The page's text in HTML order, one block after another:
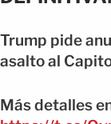
Trump pide
asalto al
Más detalles